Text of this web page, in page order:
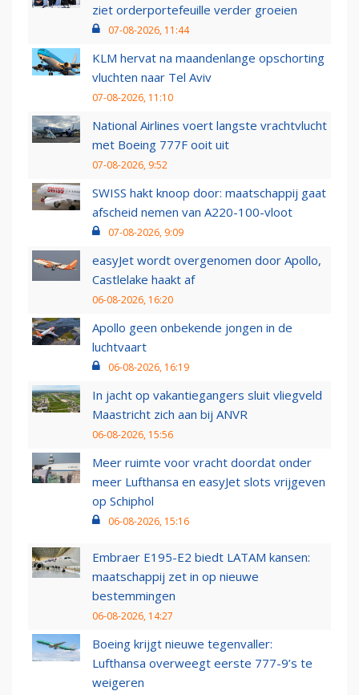
ziet orderportefeuille verder groeien
07-08-2026, 11:44
KLM hervat na maandenlange opschorting
vluchten naar Tel Aviv
07-08-2026, 11:10
National Airlines voert langste vrachtvlucht
met Boeing 777F ooit uit
07-08-2026, 9:52
SWISS hakt knoop door: maatschappij gaat
afscheid nemen van A220-100-vloot
07-08-2026, 9:09
easyJet wordt overgenomen door Apollo,
Castlelake haakt af
06-08-2026, 16:20
Apollo geen onbekende jongen in de
luchtvaart
06-08-2026, 16:19
In jacht op vakantiegangers sluit vliegveld
Maastricht zich aan bij ANVR
06-08-2026, 15:56
Meer ruimte voor vracht doordat onder
meer Lufthansa en easyJet slots vrijgeven
op Schiphol
06-08-2026, 15:16
Embraer E195-E2 biedt LATAM kansen:
maatschappij zet in op nieuwe
bestemmingen
06-08-2026, 14:27
Boeing krijgt nieuwe tegenvaller:
Lufthansa overweegt eerste 777-9’s te
weigeren